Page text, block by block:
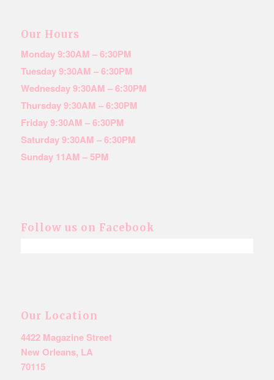
Our Hours
Monday 9:30AM – 6:30PM
Tuesday 9:30AM – 6:30PM
Wednesday 9:30AM – 6:30PM
Thursday 9:30AM – 6:30PM
Friday 9:30AM – 6:30PM
Saturday 9:30AM – 6:30PM
Sunday 11AM – 5PM
Follow us on Facebook
Our Location
4422 Magazine Street
New Orleans, LA
70115